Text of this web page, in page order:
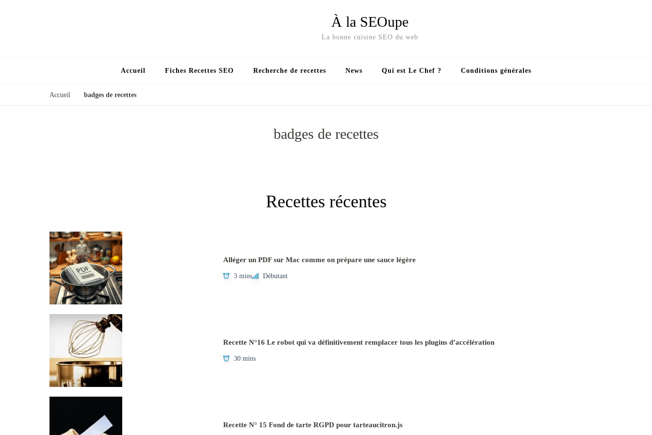
À la SEOupe
La bonne cuisine SEO du web
Accueil Fiches Recettes SEO Recherche de recettes News Qui est Le Chef ? Conditions générales
Accueil badges de recettes
badges de recettes
Recettes récentes
Alléger un PDF sur Mac comme on prépare une sauce légère
3 mins Débutant
Recette N°16 Le robot qui va définitivement remplacer tous les plugins d’accélération
30 mins
Recette N° 15 Fond de tarte RGPD pour tarteaucitron.js